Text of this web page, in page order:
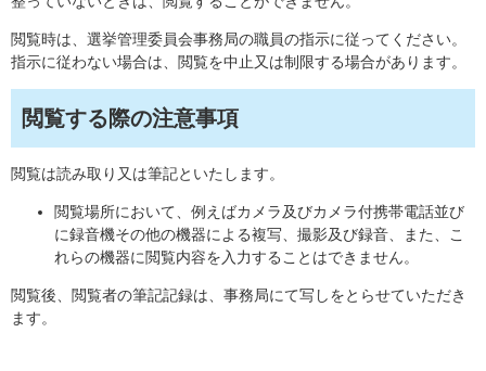
閲覧時は、選挙管理委員会事務局の職員の指示に従ってください。
指示に従わない場合は、閲覧を中止又は制限する場合があります。
閲覧する際の注意事項
閲覧は読み取り又は筆記といたします。
閲覧場所において、例えばカメラ及びカメラ付携帯電話並び
に録音機その他の機器による複写、撮影及び録音、また、こ
れらの機器に閲覧内容を入力することはできません。
閲覧後、閲覧者の筆記記録は、事務局にて写しをとらせていただき
ます。